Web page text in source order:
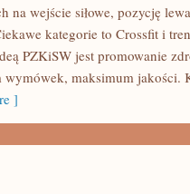
na wejście siłowe, pozycję
kategorie to Crossfit i
PZKiSW jest promowanie
wymówek, maksimum jakości.
]